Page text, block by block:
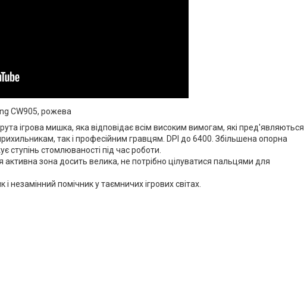
CW905, рожева
ігрова мишка, яка відповідає всім високим вимогам, які пред'являються
так і професійним гравцям. DPI до 6400. Збільшена опорна
стомлюваності під час роботи.
активна зона досить велика, не потрібно цілуватися пальцями для
незамінний помічник у таємничих ігрових світах.